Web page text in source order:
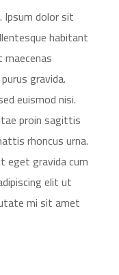
Ipsum dolor sit
habitant
gravida.
euismod nisi.
proin sagittis
rhoncus urna.
eget gravida cum
elit ut
mi sit amet